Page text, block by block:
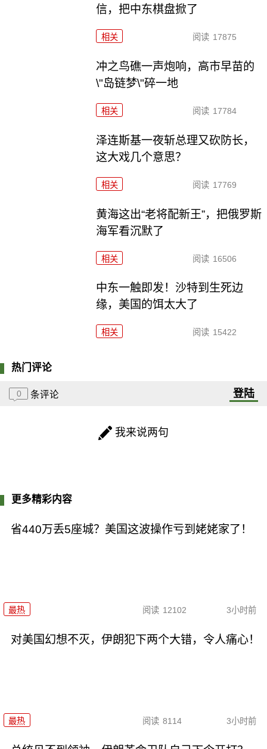
信，把中东棋盘掀了
相关 阅读 17875
冲之鸟礁一声炮响，高市早苗的
\"岛链梦\"碎一地
相关 阅读 17784
泽连斯基一夜斩总理又砍防长，
这大戏几个意思？
相关 阅读 17769
黄海这出“老将配新王”，把俄罗斯
海军看沉默了
相关 阅读 16506
中东一触即发！沙特到生死边
缘，美国的饵太大了
相关 阅读 15422
热门评论
0 条评论 登陆
我来说两句
更多精彩内容
省440万丢5座城？美国这波操作亏到姥姥家了！
最热 阅读 12102 3小时前
对美国幻想不灭，伊朗犯下两个大错，令人痛心！
最热 阅读 8114 3小时前